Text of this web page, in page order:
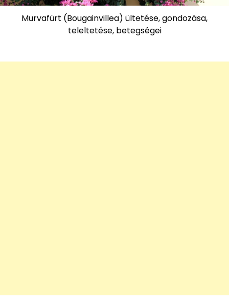
Murvafürt (Bougainvillea) ültetése, gondozása,
teleltetése, betegségei